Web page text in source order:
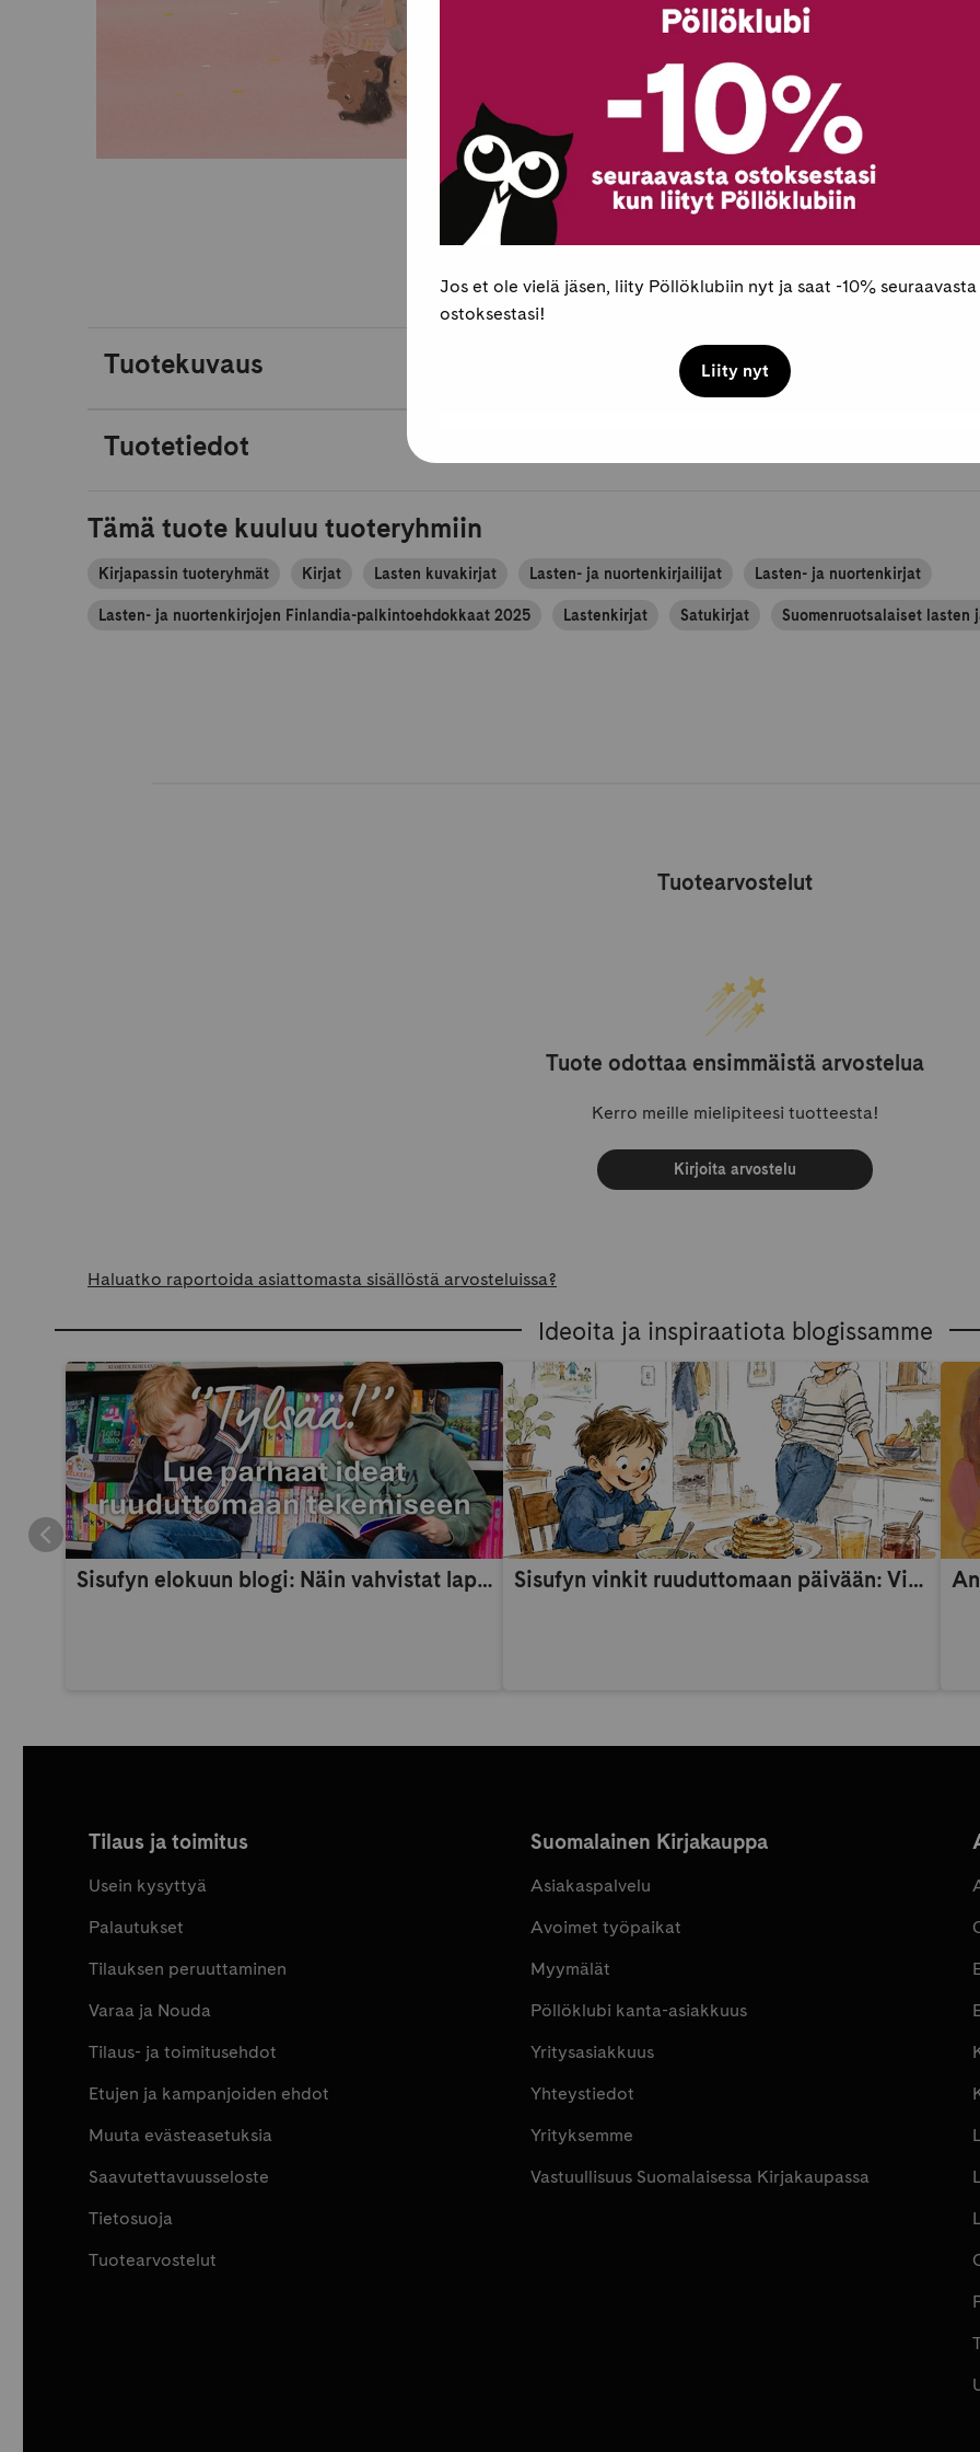
Pöllöklubilaisille
Toimitukset ja
Maksaminen
Tuotekuvaus
Tuotetiedot
Tämä tuote kuuluu tuoteryhmiin
Kirjapassin tuoteryhmät Kirjat Lasten kuvakirjat Lasten- ja nuortenkirjailijat Lasten- ja nuortenkirjat
Lasten- ja nuortenkirjojen Finlandia-palkintoehdokkaat 2025 Lastenkirjat Satukirjat Suomenruotsalaiset lasten
Tuotearvostelut
Tuote odottaa ensimmäistä arvostelua
Kerro meille mielipiteesi tuotteesta!
Kirjoita arvostelu
Haluatko raportoida asiattomasta sisällöstä arvosteluissa?
Ideoita ja inspiraatiota blogissamme
Sisufyn elokuun blogi: Näin vahvistat lapsen itsetuntoa someaikana Sisufyn vinkit ruuduttomaan päivään: Vinkki 9
Tilaus ja toimitus
Usein kysyttyä
Palautukset
Tilauksen peruuttaminen
Varaa ja Nouda
Tilaus- ja toimitusehdot
Etujen ja kampanjoiden ehdot
Muuta evästeasetuksia
Saavutettavuusseloste
Tietosuoja
Tuotearvostelut
Suomalainen Kirjakauppa
Asiakaspalvelu
Avoimet työpaikat
Myymälät
Pöllöklubi kanta-asiakkuus
Yritysasiakkuus
Yhteystiedot
Yrityksemme
Vastuullisuus Suomalaisessa Kirjakaupassa
Jos et ole vielä jäsen, liity Pöllöklubiin nyt ja saat -10% seuraavasta
ostoksestasi!
Liity nyt